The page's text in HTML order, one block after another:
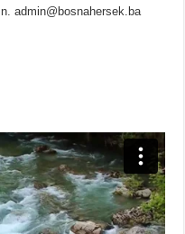
admin@bosnahersek.ba